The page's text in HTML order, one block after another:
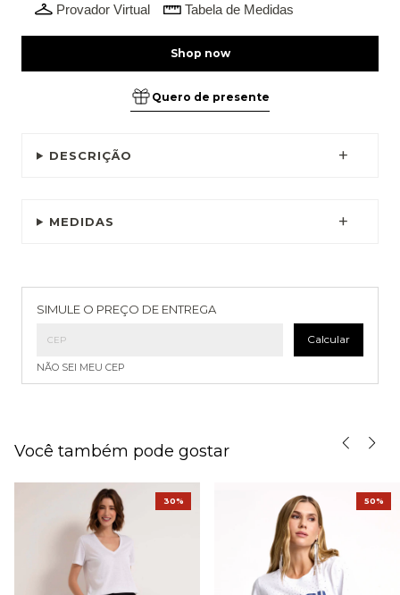
Provador Virtual Tabela de Medidas
Quero de presente
DESCRIÇÃO
MEDIDAS
SIMULE O PREÇO DE ENTREGA
Calcular
NÃO SEI MEU CEP
Você também pode gostar
30% 50%